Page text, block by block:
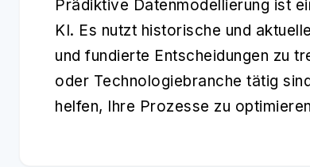
Prädiktive Datenmodellierung ist
KI. Es nutzt historische und
und fundierte Entscheidungen zu
oder Technologiebranche tätig
helfen, Ihre Prozesse zu